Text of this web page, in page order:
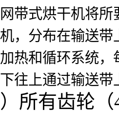
网带式烘干机将
机，分布在输送带
加热和循环系统，
下往上通过输送带
）所有齿轮